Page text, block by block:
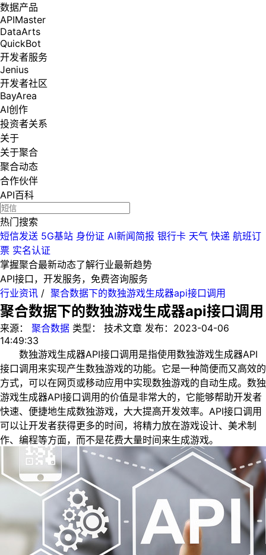
数据产品
APIMaster
DataArts
QuickBot
开发者服务
Jenius
开发者社区
BayArea
AI创作
投资者关系
关于
关于聚合
聚合动态
合作伙伴
API百科
热门搜索
短信发送 5G基站 身份证 AI新闻简报 银行卡 天气 快递 航班订
票 实名认证
掌握聚合最新动态了解行业最新趋势
API接口，开发服务，免费咨询服务
行业资讯 / 聚合数据下的数独游戏生成器api接口调用
聚合数据下的数独游戏生成器api接口调用
来源： 聚合数据 类型： 技术文章 发布： 2023-04-06
14:49:33
数独游戏生成器API接口调用是指使用数独游戏生成器API
接口调用来实现产生数独游戏的功能。它是一种简便而又高效的
方式，可以在网页或移动应用中实现数独游戏的自动生成。数独
游戏生成器API接口调用的价值是非常大的，它能够帮助开发者
快速、便捷地生成数独游戏，大大提高开发效率。API接口调用
可以让开发者获得更多的时间，将精力放在游戏设计、美术制
作、编程等方面，而不是花费大量时间来生成游戏。